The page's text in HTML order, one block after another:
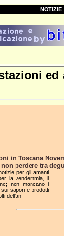
NOTIZIE
ed
in Toscana
perdere tra
per gli amanti
la vendemmia, il
non mancano i
sui sapori e prodotti
dell'an